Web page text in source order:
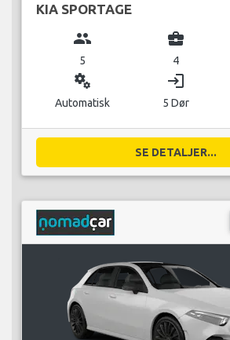
KIA SPORTAGE
group
5
business_center
4
miscellaneous_services
Automatisk
login
5 Dør
SE DETALJER...